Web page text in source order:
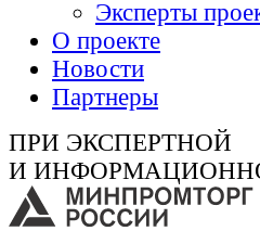
Эксперты
О проекте
Новости
Партнеры
ПРИ ЭКСПЕРТНОЙ
И